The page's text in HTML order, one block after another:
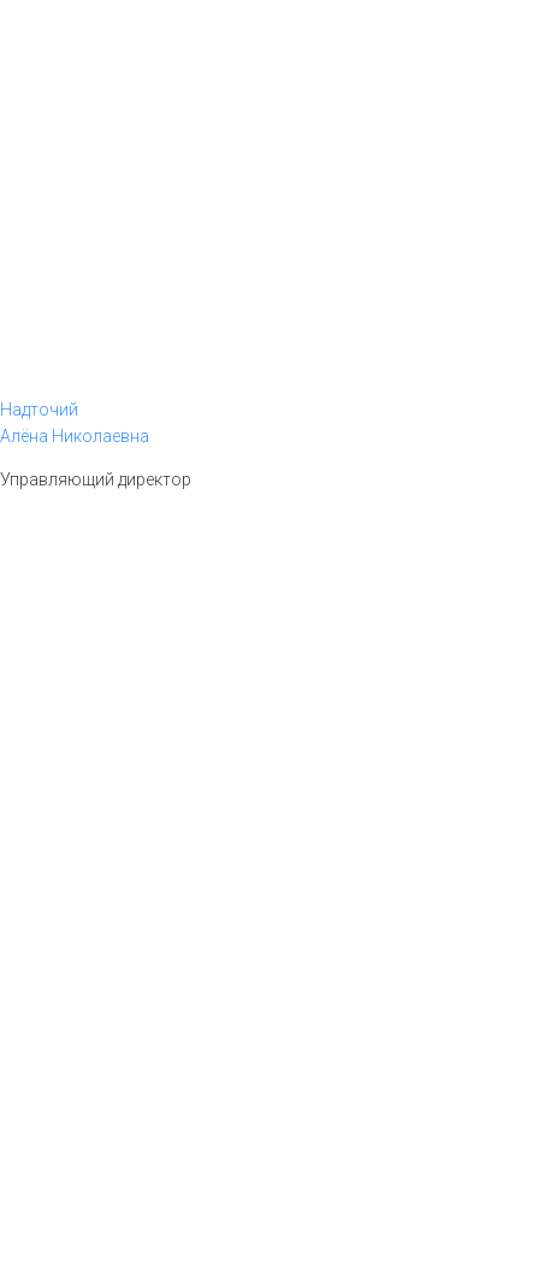
Надточий
Алёна Николаевна
Управляющий директор